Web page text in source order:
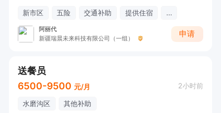
新市区 五险 交通补助 提供住宿 ...
阿丽代
新疆瑞晨未来科技有限公司（一组）
申请
送餐员
6500-9500 元/月 2小时前
水磨沟区 其他补助